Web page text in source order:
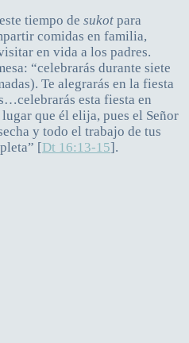
tiempo de sukot para
comidas en familia,
en vida a los padres.
“celebrarás durante siete
Te alegrarás en la fiesta
esta fiesta en
que él elija, pues el Señor
y todo el trabajo de tus
[Dt 16:13-15].